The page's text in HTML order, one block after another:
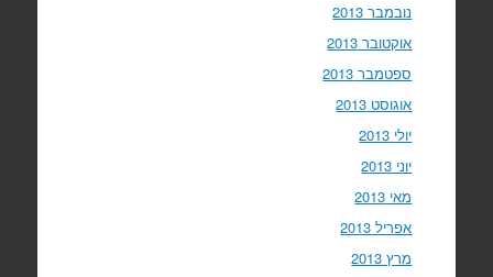
נובמבר 2013
אוקטובר 2013
ספטמבר 2013
אוגוסט 2013
יולי 2013
יוני 2013
מאי 2013
אפריל 2013
מרץ 2013